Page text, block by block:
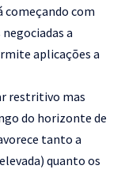
começando com
a
aplicações a
restritivo mas
do horizonte de
tanto a
quanto os